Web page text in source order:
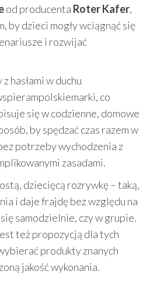
od producenta Roter Kafer,
by dzieci mogły wciągnąć się
i rozwijać
hasłami w duchu
co
się w codzienne, domowe
by spędzać czas razem w
potrzeby wychodzenia z
zasadami.
dziecięcą rozrywkę – taką,
i daje frajdę bez względu na
samodzielnie, czy w grupie.
też propozycją dla tych
produkty znanych
jakość wykonania.